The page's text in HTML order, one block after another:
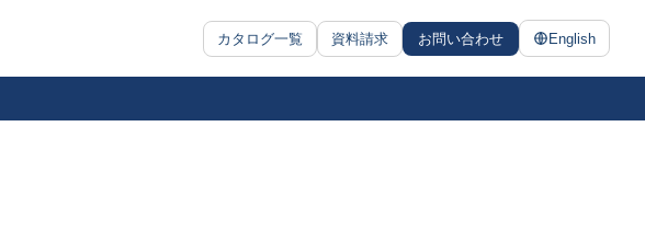
カタログ一覧 資料請求 お問い合わせ English